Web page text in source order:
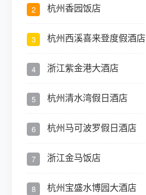
2 杭州香园饭店
3 杭州西溪喜来登度假酒店
4 浙江紫金港大酒店
5 杭州清水湾假日酒店
6 杭州马可波罗假日酒店
7 浙江金马饭店
8 杭州宝盛水博园大酒店